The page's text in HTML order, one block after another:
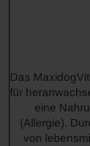
Das
für
eine
(Allergie).
von